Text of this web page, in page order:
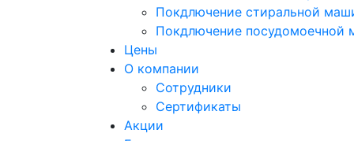
Покдлючение стиральной
Покдлючение посудомоечной
Цены
О компании
Сотрудники
Сертификаты
Акции